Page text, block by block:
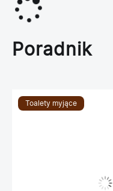
Poradnik
Toalety myjące